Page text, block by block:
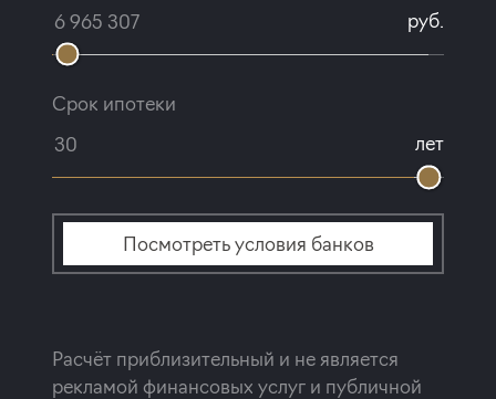
руб.
Срок ипотеки
лет
Посмотреть условия банков
Расчёт приблизительный и не является
рекламой финансовых услуг и публичной